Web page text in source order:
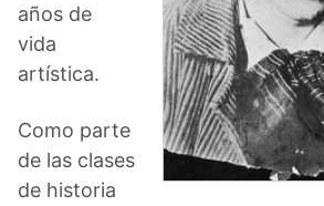
años de
vida
artística.
Como parte
de las clases
de historia